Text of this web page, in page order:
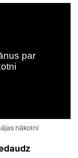
nākotni